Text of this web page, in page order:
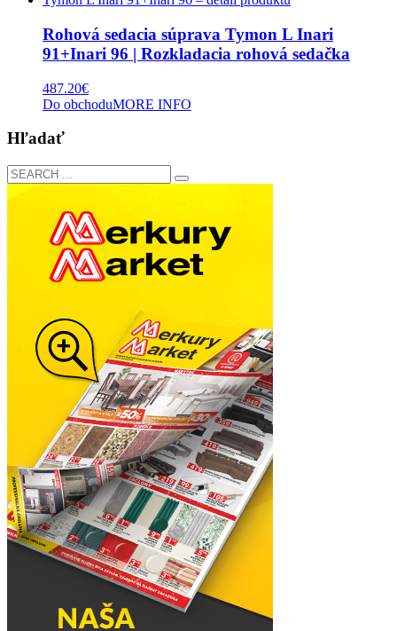
Rohová sedacia súprava Tymon L Inari
91+Inari 96 | Rozkladacia rohová sedačka
487.20€
Do obchoduMORE INFO
Hľadať